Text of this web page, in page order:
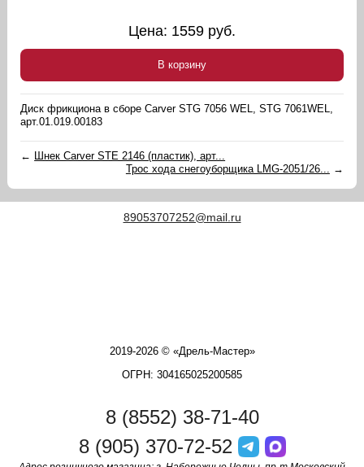
Цена: 1559 руб.
В корзину
Диск фрикциона в сборе Carver STG 7056 WEL, STG 7061WEL,
арт.01.019.00183
← Шнек Carver STE 2146 (пластик), арт...
Трос хода снегоуборщика LMG-2051/26... →
89053707252@mail.ru
2019-2026 © «Дрель-Мастер»
ОГРН: 304165025200585
8 (8552) 38-71-40
8 (905) 370-72-52